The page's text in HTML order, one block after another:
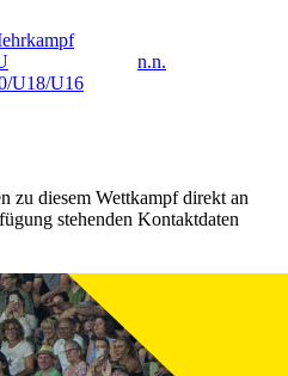
U18/U16
n.n.
zu diesem Wettkampf direkt an
stehenden Kontaktdaten